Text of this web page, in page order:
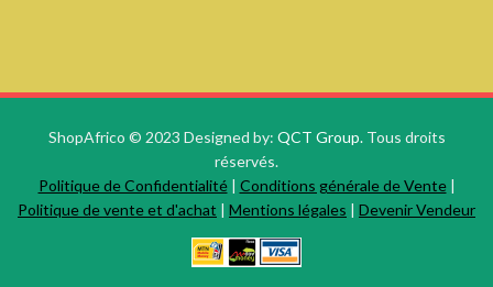
ShopAfrico © 2023 Designed by: QCT Group.Tous droits
réservés.
Politique de Confidentialité| Conditions générale de Vente|
Politique de vente et d'achat | Mentions légales | Devenir Vendeur